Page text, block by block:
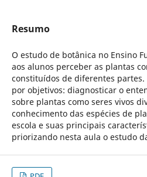
Resumo
O estudo de botânica no Ensino
aos alunos perceber as plantas
constituídos de diferentes
por objetivos: diagnosticar o
sobre plantas como seres vivos
conhecimento das espécies de
escola e suas principais
priorizando nesta aula o estudo